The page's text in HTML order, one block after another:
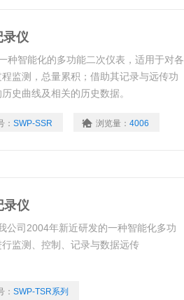
录仪
种智能化的多功能二次仪表，适用于对各
监测，总量累积；借助其记录与远传功
史曲线及相关的历史数据。
： SWP-SSR 浏览量： 4006
录仪
公司2004年新近研发的一种智能化多功
监测、控制、记录与数据远传
： SWP-TSR系列